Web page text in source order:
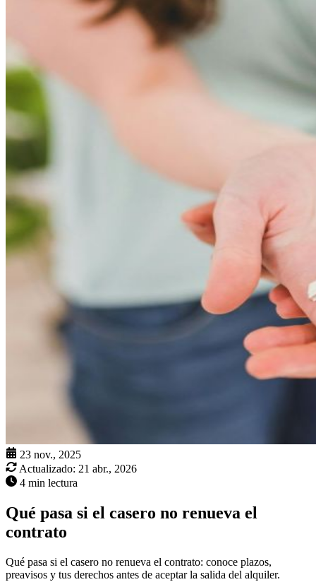
23 nov., 2025
Actualizado: 21 abr., 2026
4 min lectura
Qué pasa si el casero no renueva el
contrato
Qué pasa si el casero no renueva el contrato: conoce plazos,
preavisos y tus derechos antes de aceptar la salida del alquiler.